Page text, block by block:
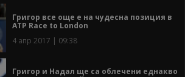
Григор все още е на чудесна позиция в
АТР Race to London
4 апр 2017 | 09:38
Григор и Надал ще са облечени еднакво